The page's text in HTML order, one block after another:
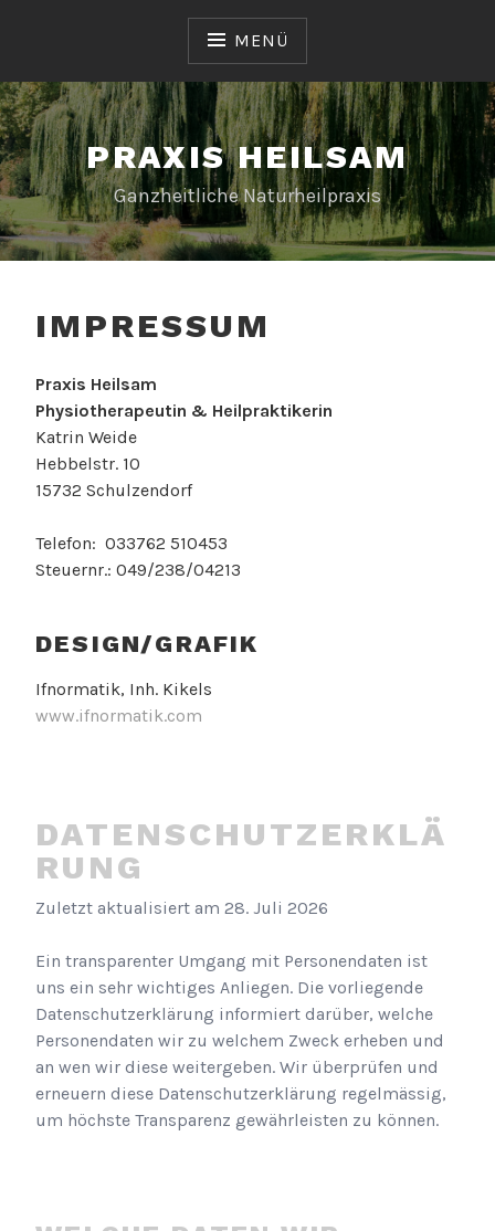
MENÜ
PRAXIS HEILSAM
Ganzheitliche Naturheilpraxis
IMPRESSUM
Praxis Heilsam
Physiotherapeutin & Heilpraktikerin
Katrin Weide
Hebbelstr. 10
15732 Schulzendorf
Telefon: 033762 510453
Steuernr.: 049/238/04213
DESIGN/GRAFIK
Ifnormatik, Inh. Kikels
www.ifnormatik.com
DATENSCHUTZERKLÄ
RUNG
Zuletzt aktualisiert am 28. Juli 2026
Ein transparenter Umgang mit Personendaten ist
uns ein sehr wichtiges Anliegen. Die vorliegende
Datenschutzerklärung informiert darüber, welche
Personendaten wir zu welchem Zweck erheben und
an wen wir diese weitergeben. Wir überprüfen und
erneuern diese Datenschutzerklärung regelmässig,
um höchste Transparenz gewährleisten zu können.